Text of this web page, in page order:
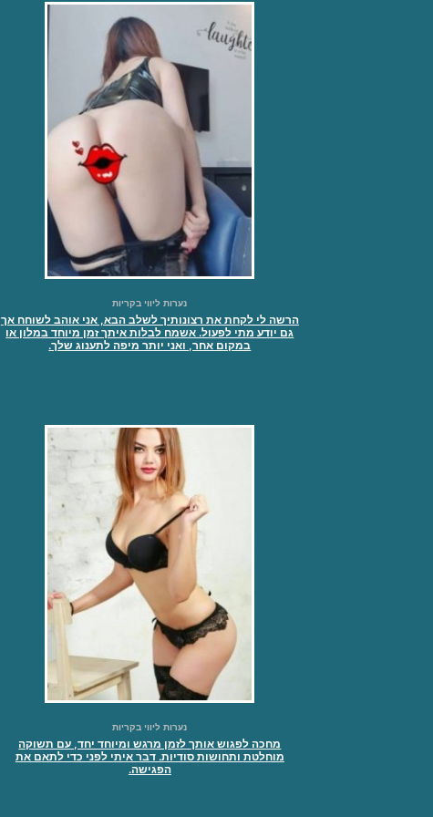
נערות ליווי בקריות
הרשה לי לקחת את רצונותיך לשלב הבא, אני אוהב לשוחח אך
גם יודע מתי לפעול. אשמח לבלות איתך זמן מיוחד במלון או
במקום אחר, ואני יותר מיפה לתענוג שלך.
נערות ליווי בקריות
מחכה לפגוש אותך לזמן מרגש ומיוחד יחד, עם תשוקה
מוחלטת ותחושות סודיות. דבר איתי לפני כדי לתאם את
הפגישה.